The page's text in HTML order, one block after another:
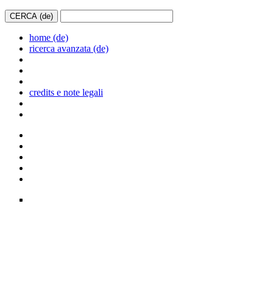
home (de)
ricerca avanzata (de)
credits e note legali